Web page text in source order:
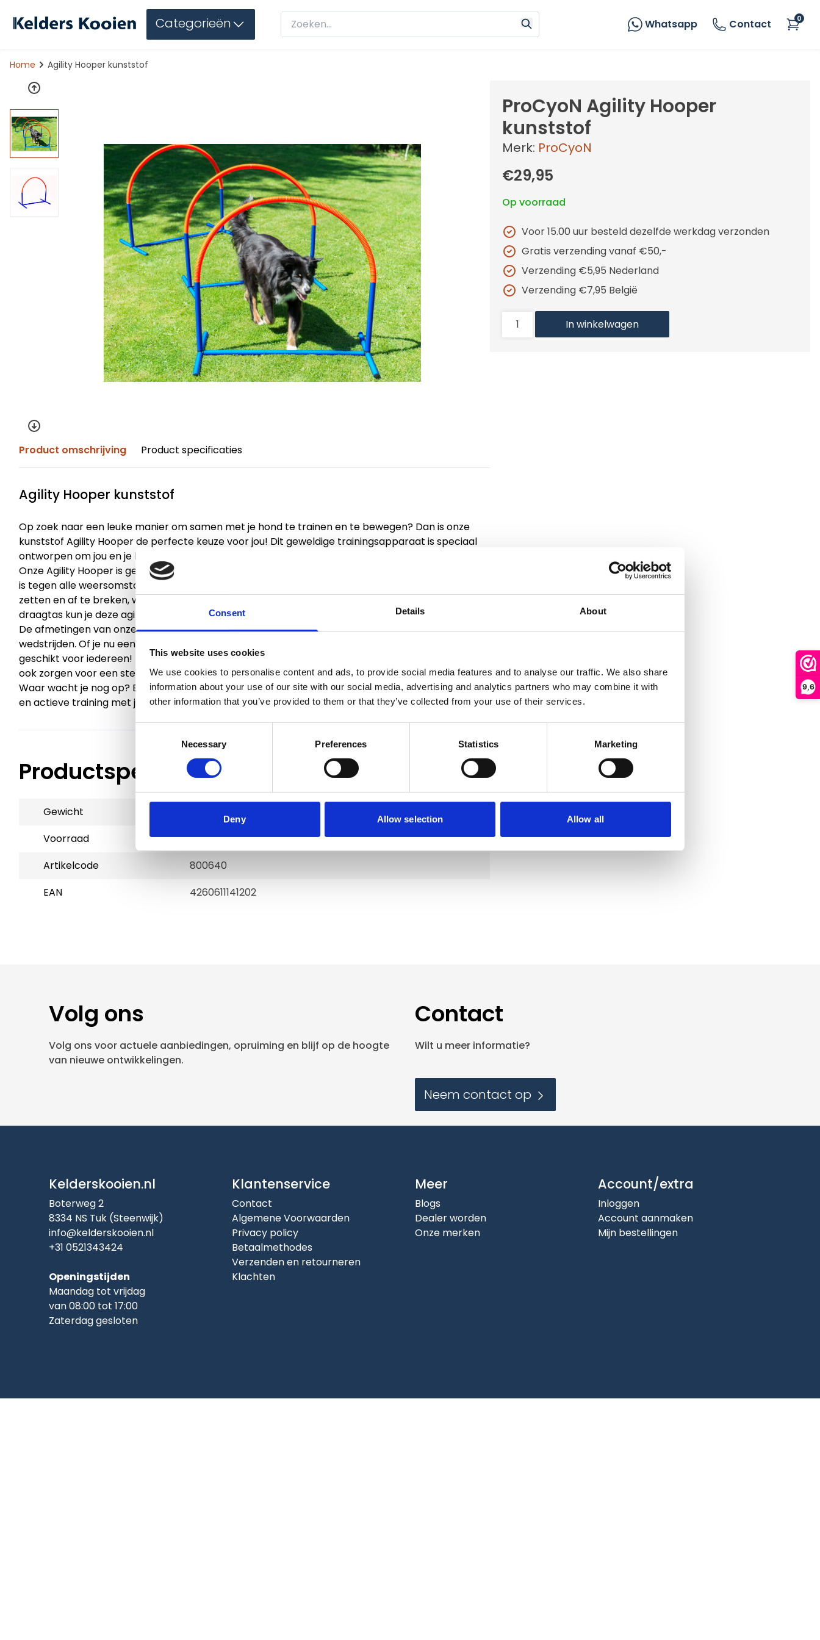
Consent Details About
This website uses cookies
We use cookies to personalise content and ads, to provide social media features and to analyse our traffic. We also share
information about your use of our site with our social media, advertising and analytics partners who may combine it with
other information that you’ve provided to them or that they’ve collected from your use of their services.
Necessary Preferences Statistics Marketing
Deny Allow selection Allow all
9,6
Categorieën Whatsapp Contact 0
Home Agility Hooper kunststof
Product omschrijving Product specificaties
Agility Hooper kunststof
Op zoek naar een leuke manier om samen met je hond te trainen en te bewegen? Dan is onze
kunststof Agility Hooper de perfecte keuze voor jou! Dit geweldige trainingsapparaat is speciaal
ontworpen om jou en je hond uit te dagen en te entertainen.
Onze Agility Hooper is gemaakt van duurzaam kunststof materiaal dat lang meegaat en bestand
is tegen alle weersomstandigheden. Bovendien is deze agility hooper heel gemakkelijk op te
zetten en af te breken, waardoor je het overal mee naartoe kunt nemen. En dankzij de handige
draagtas kun je deze agility hooper altijd gemakkelijk opbergen en transporteren.
De afmetingen van onze Agility Hooper zijn 100 x 90 cm, wat ideaal is voor trainingen en
wedstrijden. Of je nu een beginner bent of een ervaren hondentrainer, onze Agility Hooper is
geschikt voor iedereen! En niet alleen is het goed voor de fysieke gezondheid van je hond, het zal
ook zorgen voor een sterke band tussen jou en je trouwe viervoeter.
Waar wacht je nog op? Bestel vandaag nog onze Agility Hooper en maak je klaar voor een leuke
en actieve training met je hond!
Productspecificaties
Gewicht
Voorraad
1
Artikelcode
800640
EAN
4260611141202
ProCyoN Agility Hooper
kunststof
Merk: ProCyoN
€29,95
Op voorraad
Voor 15.00 uur besteld dezelfde werkdag verzonden
Gratis verzending vanaf €50,-
Verzending €5,95 Nederland
Verzending €7,95 België
In winkelwagen
Volg ons
Volg ons voor actuele aanbiedingen, opruiming en blijf op de hoogte
van nieuwe ontwikkelingen.
Contact
Wilt u meer informatie?
Neem contact op
Kelderskooien.nl
Boterweg 2
8334 NS Tuk (Steenwijk)
info@kelderskooien.nl
+31 0521343424
Openingstijden
Maandag tot vrijdag
van 08:00 tot 17:00
Zaterdag gesloten
Klantenservice
Contact
Algemene Voorwaarden
Privacy policy
Betaalmethodes
Verzenden en retourneren
Klachten
Meer
Blogs
Dealer worden
Onze merken
Account/extra
Inloggen
Account aanmaken
Mijn bestellingen